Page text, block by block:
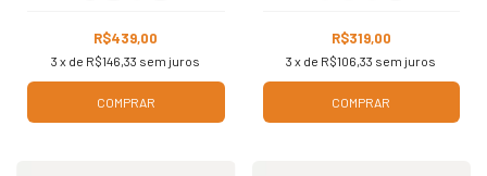
R$439,00
3 x de R$146,33 sem juros
COMPRAR
R$319,00
3 x de R$106,33 sem juros
COMPRAR